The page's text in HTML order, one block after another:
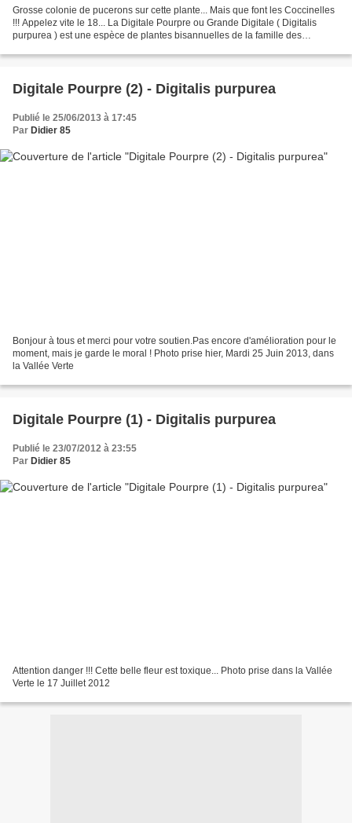
Grosse colonie de pucerons sur cette plante... Mais que font les Coccinelles
!!! Appelez vite le 18... La Digitale Pourpre ou Grande Digitale ( Digitalis
purpurea ) est une espèce de plantes bisannuelles de la famille des
Digitale Pourpre (2) - Digitalis purpurea
Publié le 25/06/2013 à 17:45
Par Didier 85
Bonjour à tous et merci pour votre soutien.Pas encore d'amélioration pour le
moment, mais je garde le moral ! Photo prise hier, Mardi 25 Juin 2013, dans
la Vallée Verte
Digitale Pourpre (1) - Digitalis purpurea
Publié le 23/07/2012 à 23:55
Par Didier 85
Attention danger !!! Cette belle fleur est toxique... Photo prise dans la Vallée
Verte le 17 Juillet 2012